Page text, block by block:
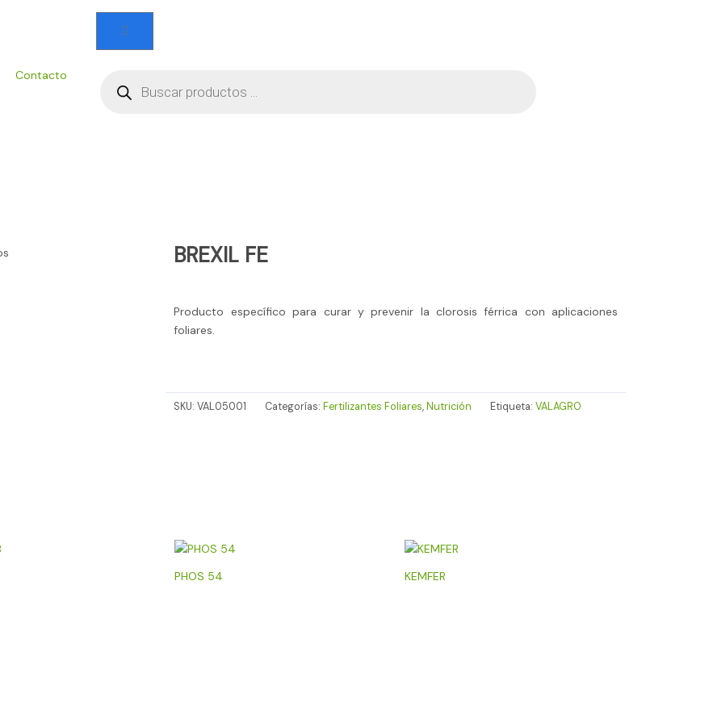
Carrito
Contacto
productos
BREXIL FE
Producto específico para curar y prevenir la clorosis férrica con aplicaciones
foliares.
SKU:VAL05001 Categorías: Fertilizantes Foliares, Nutrición Etiqueta: VALAGRO
PHOS 54 KEMFER